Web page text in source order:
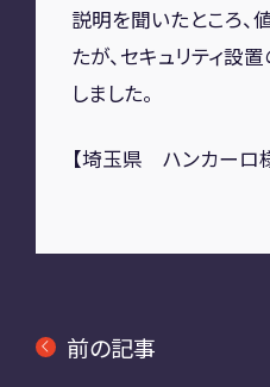
説明を聞いたところ、
たが、セキュリティ設
しました。
【埼玉県 ハンカーロ
前の記事
CONTACT
お問い合わせ
リクルート専用サ